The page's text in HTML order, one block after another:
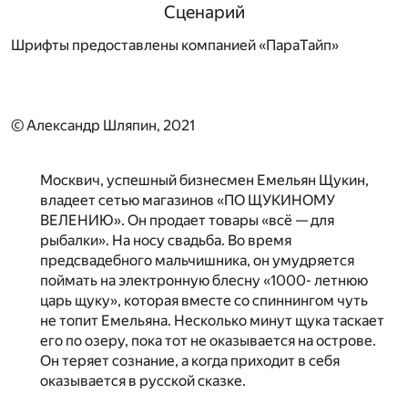
Сценарий
Шрифты предоставлены компанией «ПараТайп»
© Александр Шляпин, 2021
Москвич, успешный бизнесмен Емельян Щукин,
владеет сетью магазинов «ПО ЩУКИНОМУ
ВЕЛЕНИЮ». Он продает товары «всё — для
рыбалки». На носу свадьба. Во время
предсвадебного мальчишника, он умудряется
поймать на электронную блесну «1000- летнюю
царь щуку», которая вместе со спиннингом чуть
не топит Емельяна. Несколько минут щука таскает
его по озеру, пока тот не оказывается на острове.
Он теряет сознание, а когда приходит в себя
оказывается в русской сказке.